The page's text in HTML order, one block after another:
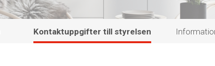
Kontaktuppgifter till styrelsen